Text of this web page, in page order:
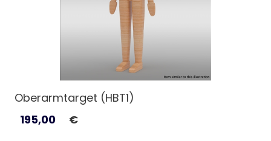
Oberarmtarget (HBT1)
195,00
€